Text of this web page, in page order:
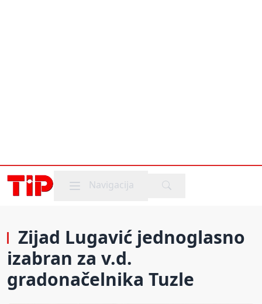
Mobile menu
Navigacija
Zijad Lugavić jednoglasno
izabran za v.d.
gradonačelnika Tuzle